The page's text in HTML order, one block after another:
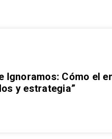
Ignoramos: Cómo el
y estrategia”